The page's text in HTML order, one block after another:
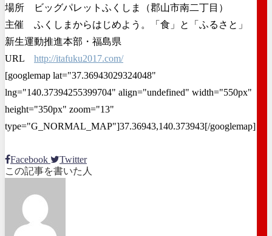
場所 ビッグパレットふくしま（郡山市南二丁目）
主催 ふくしまからはじめよう。「食」と「ふるさと」
新生運動推進本部・福島県
URL http://itafuku2017.com/
[googlemap lat="37.36943029324048"
lng="140.37394255399704" align="undefined" width="550px"
height="350px" zoom="13"
type="G_NORMAL_MAP"]37.36943,140.373943[/googlemap]
Facebook
Twitter
この記事を書いた人